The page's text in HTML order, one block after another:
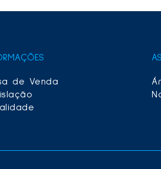
de Venda